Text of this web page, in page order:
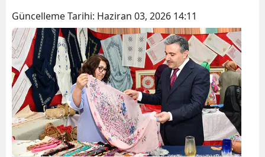
Çankırı
Çorum
Denizli
Diyarbakır
Edirne
Elazığ
Güncelleme Tarihi: Haziran 03, 2026 14:11